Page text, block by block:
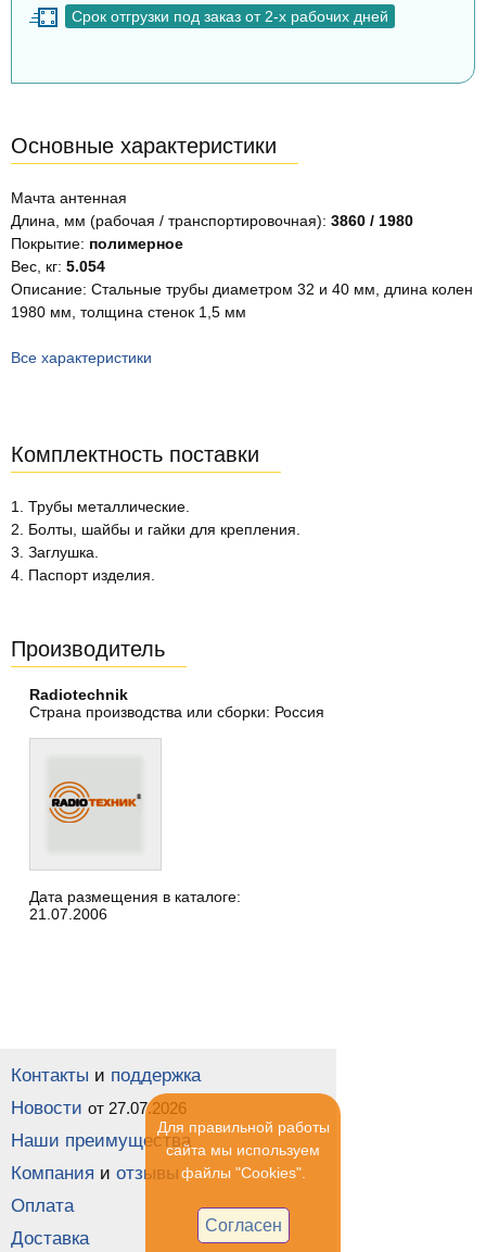
Срок отгрузки под заказ от 2-х рабочих дней
Основные характеристики
Мачта антенная
Длина, мм (рабочая / транспортировочная): 3860 / 1980
Покрытие: полимерное
Вес, кг: 5.054
Описание: Стальные трубы диаметром 32 и 40 мм, длина колен
1980 мм, толщина стенок 1,5 мм
Все характеристики
Комплектность поставки
1. Трубы металлические.
2. Болты, шайбы и гайки для крепления.
3. Заглушка.
4. Паспорт изделия.
Производитель
Radiotechnik
Страна производства или сборки: Россия
Дата размещения в каталоге:
21.07.2006
Контакты и поддержка
Новости от 27.07.2026
Наши преимущества
Компания и отзывы
Оплата
Доставка
Для правильной работы
сайта мы используем
файлы "Cookies".
Согласен